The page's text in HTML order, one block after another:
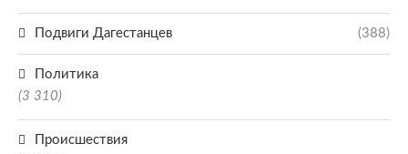
Подвиги Дагестанцев (388)
Политика
(3 310)
Происшествия